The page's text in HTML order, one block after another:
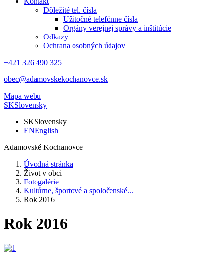
Dôležité tel. čísla
Užitočné telefónne čísla
Orgány verejnej správy a inštitúcie
Odkazy
Ochrana osobných údajov
+421 326 490 325
obec@adamovskekochanovce.sk
Mapa webu
SKSlovensky
SKSlovensky
ENEnglish
Adamovské Kochanovce
Úvodná stránka
Život v obci
Fotogalérie
Kultúrne, športové a spoločenské...
Rok 2016
Rok 2016